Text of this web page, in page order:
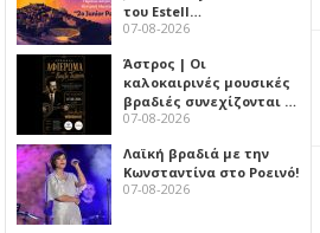
του Estell…
07-08-2026
Άστρος | Οι
καλοκαιρινές μουσικές
βραδιές συνεχίζονται …
07-08-2026
Λαϊκή βραδιά με την
Κωνσταντίνα στο Ροεινό!
07-08-2026